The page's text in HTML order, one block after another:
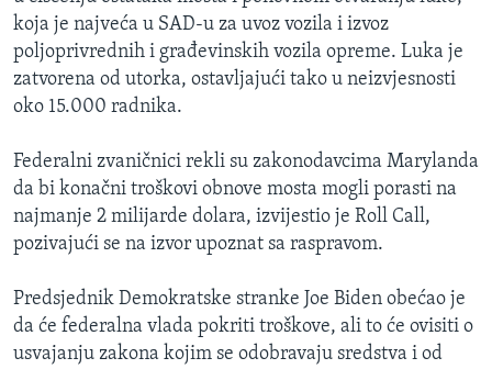
koja je najveća u SAD-u za uvoz vozila i izvoz
poljoprivrednih i građevinskih vozila opreme. Luka je
zatvorena od utorka, ostavljajući tako u neizvjesnosti
oko 15.000 radnika.
Federalni zvaničnici rekli su zakonodavcima Marylanda
da bi konačni troškovi obnove mosta mogli porasti na
najmanje 2 milijarde dolara, izvijestio je Roll Call,
pozivajući se na izvor upoznat sa raspravom.
Predsjednik Demokratske stranke Joe Biden obećao je
da će federalna vlada pokriti troškove, ali to će ovisiti o
usvajanju zakona kojim se odobravaju sredstva i od